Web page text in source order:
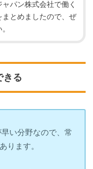
パン株式会社で働く
とめましたので、ぜ
きる
い分野なので、常
ります。